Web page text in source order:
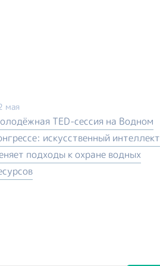
мая
TED-сессия на Водном
искусственный интеллект
подходы к охране водных